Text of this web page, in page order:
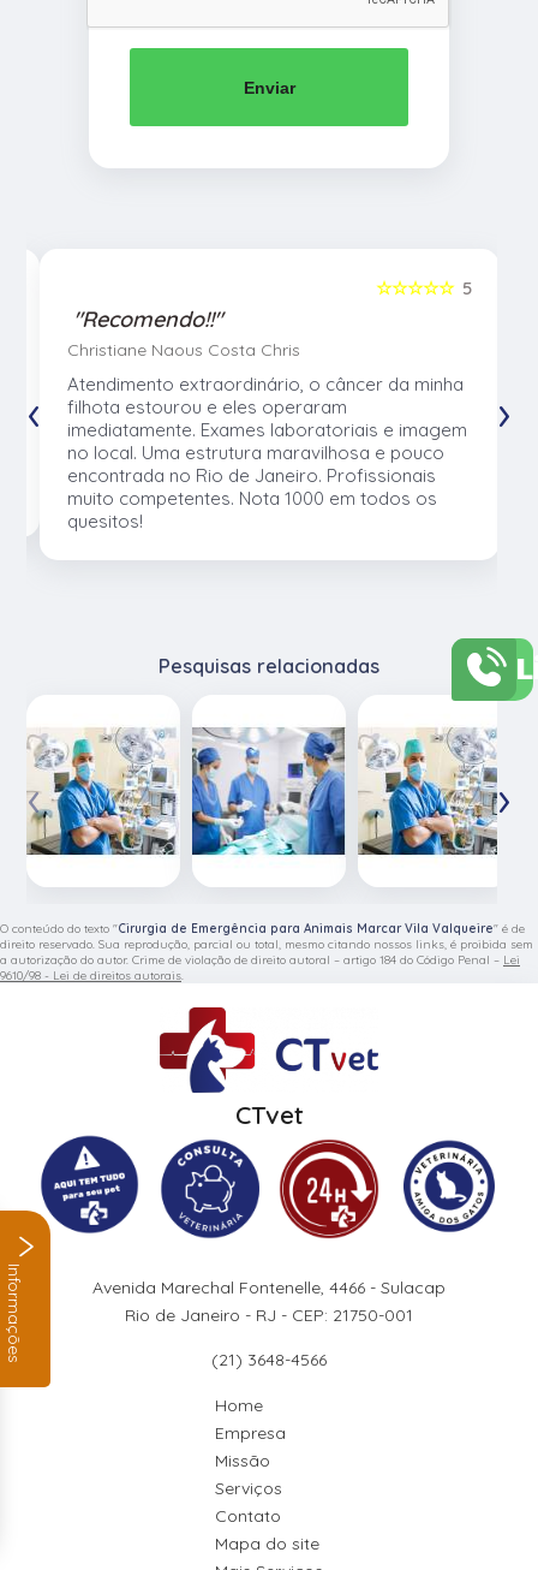
Enviar
5
☆☆☆☆☆
"Recomendo!!"
Christiane Naous Costa Chris
Atendimento extraordinário, o câncer da minha
filhota estourou e eles operaram
imediatamente. Exames laboratoriais e imagem
no local. Uma estrutura maravilhosa e pouco
encontrada no Rio de Janeiro. Profissionais
muito competentes. Nota 1000 em todos os
quesitos!
‹ ›
Pesquisas relacionadas
‹ ›
O conteúdo do texto "Cirurgia de Emergência para Animais Marcar Vila Valqueire" é de
direito reservado. Sua reprodução, parcial ou total, mesmo citando nossos links, é proibida sem
a autorização do autor. Crime de violação de direito autoral – artigo 184 do Código Penal – Lei
9610/98 - Lei de direitos autorais.
CTvet
Avenida Marechal Fontenelle, 4466 - Sulacap
Rio de Janeiro - RJ - CEP: 21750-001
(21) 3648-4566
Home
Empresa
Missão
Serviços
Contato
Mapa do site
Informações